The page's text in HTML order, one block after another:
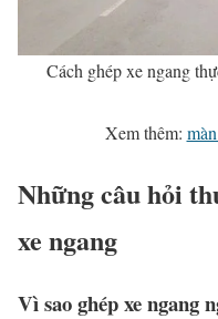
Cách ghép xe ngang
Xem thêm:
Những câu hỏi
xe ngang
Vì sao ghép xe ngang